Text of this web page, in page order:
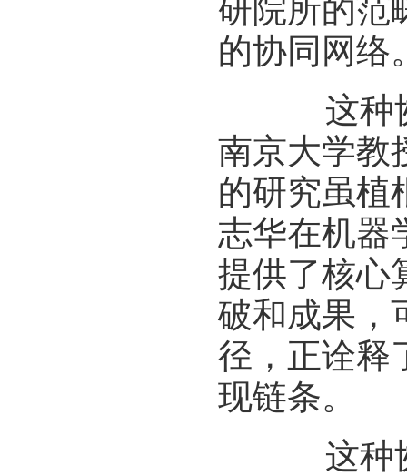
研院所的范
的协同网络
这种协
南京大学教
的研究虽植
志华在机器
提供了核心
破和成果，
径，正诠释
现链条。
这种协